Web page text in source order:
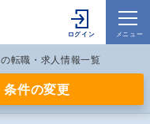
の転職・求人情報一覧
条件の変更